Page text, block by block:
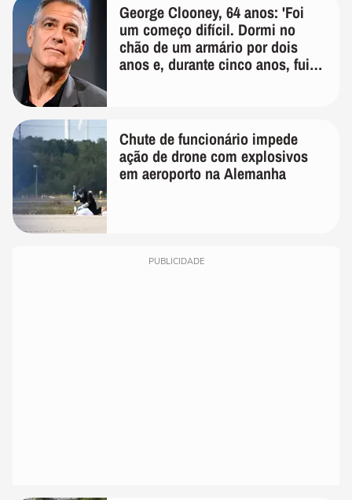
George Clooney, 64 anos: 'Foi
um começo difícil. Dormi no
chão de um armário por dois
anos e, durante cinco anos, fui
Chute de funcionário impede
ação de drone com explosivos
em aeroporto na Alemanha
PUBLICIDADE